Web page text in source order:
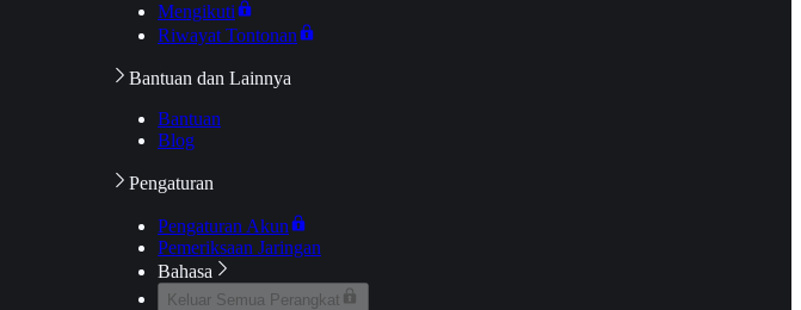
Mengikuti
Riwayat Tontonan
Bantuan dan Lainnya
Bantuan
Blog
Pengaturan
Pengaturan Akun
Pemeriksaan Jaringan
Bahasa
Keluar Semua Perangkat